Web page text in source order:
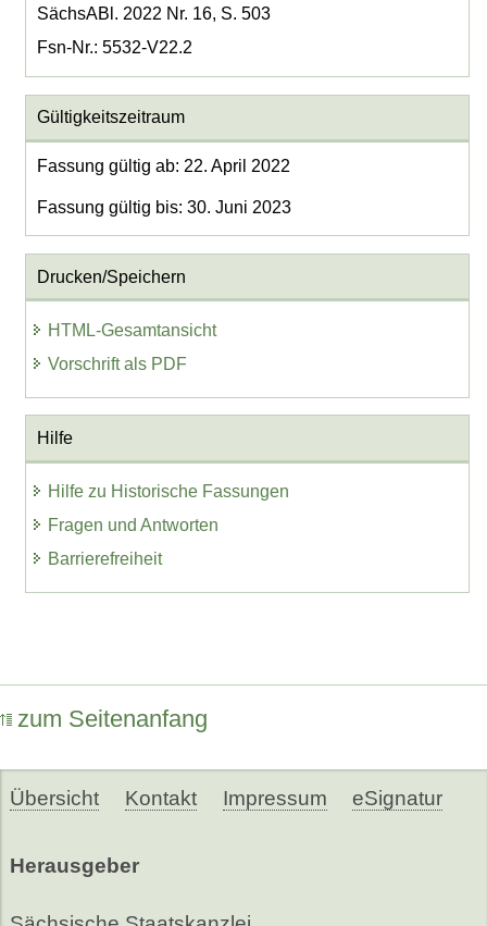
SächsABl. 2022 Nr. 16, S. 503
Fsn-Nr.: 5532-V22.2
Gültigkeitszeitraum
Fassung gültig ab: 22. April 2022
Fassung gültig bis: 30. Juni 2023
Drucken/Speichern
HTML-Gesamtansicht
Vorschrift als PDF
Hilfe
Hilfe zu Historische Fassungen
Fragen und Antworten
Barrierefreiheit
zum Seitenanfang
Übersicht Kontakt Impressum eSignatur
Herausgeber